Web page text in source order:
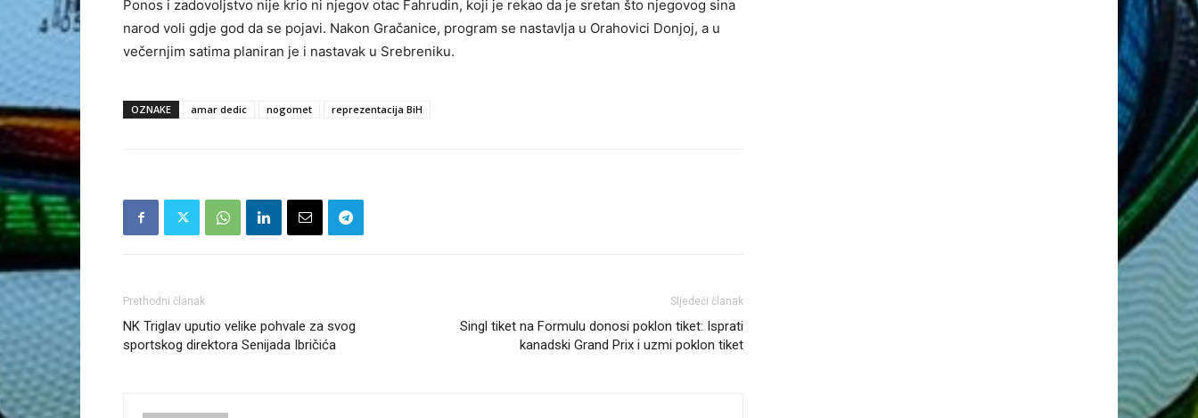
Ponos i zadovoljstvo nije krio ni njegov otac Fahrudin, koji je rekao da je sretan što njegovog sina
narod voli gdje god da se pojavi. Nakon Gračanice, program se nastavlja u Orahovici Donjoj, a u
večernjim satima planiran je i nastavak u Srebreniku.
OZNAKE amar dedic nogomet reprezentacija BiH
Prethodni članak
NK Triglav uputio velike pohvale za svog
sportskog direktora Senijada Ibričića
Sljedeći članak
Singl tiket na Formulu donosi poklon tiket: Isprati
kanadski Grand Prix i uzmi poklon tiket